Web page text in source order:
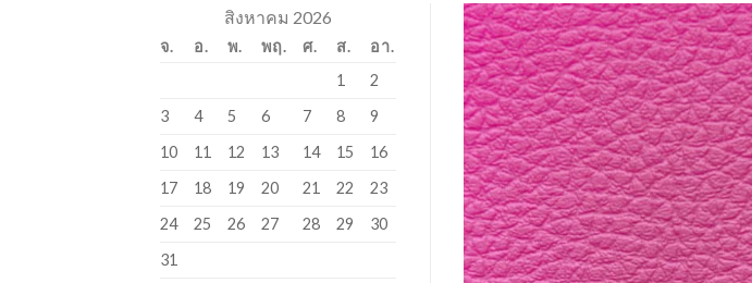
สิงหาคม 2026
จ. อ. พ. พฤ. ศ. ส.
อา.
1
2
3
4 5 6 7 8
9
10
11 12 13 14 15
16
17
18 19 20 21 22
23
24
25 26 27 28 29
30
31